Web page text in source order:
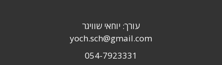
עורך: יוחאי שוויגר
yoch.sch@gmail.com
054-7923331